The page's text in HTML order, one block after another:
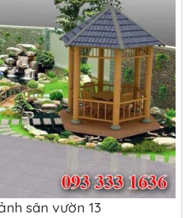
sân vườn 13